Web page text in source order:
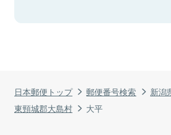
日本郵便トップ 郵便番号検索
新潟
東頸城郡大島村
大平